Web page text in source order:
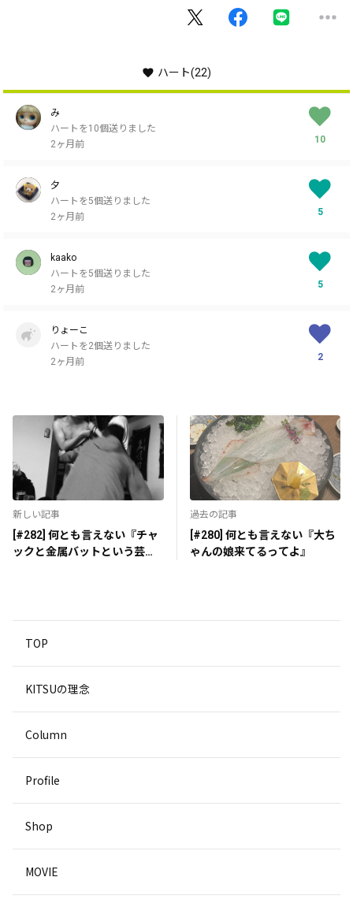
ハート(22)
み
ハートを10個送りました
2ヶ月前
10
夕
ハートを5個送りました
2ヶ月前
5
kaako
ハートを5個送りました
2ヶ月前
5
りょーこ
ハートを2個送りました
2ヶ月前
2
新しい記事
[#282] 何とも言えない『チャ
ックと金属バットという芸
過去の記事
[#280] 何とも言えない『大ち
ゃんの娘来てるってよ』
TOP
KITSUの理念
Column
Profile
Shop
MOVIE